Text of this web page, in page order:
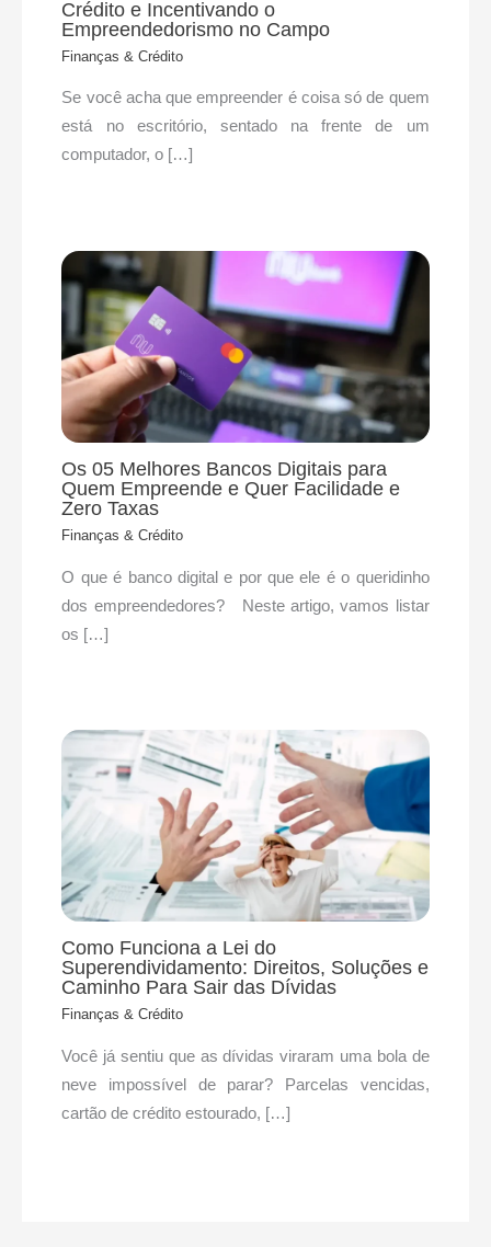
Crédito e Incentivando o
Empreendedorismo no Campo
Finanças & Crédito
Se você acha que empreender é coisa só de quem
está no escritório, sentado na frente de um
computador, o […]
Os 05 Melhores Bancos Digitais para
Quem Empreende e Quer Facilidade e
Zero Taxas
Finanças & Crédito
O que é banco digital e por que ele é o queridinho
dos empreendedores? Neste artigo, vamos listar
os […]
Como Funciona a Lei do
Superendividamento: Direitos, Soluções e
Caminho Para Sair das Dívidas
Finanças & Crédito
Você já sentiu que as dívidas viraram uma bola de
neve impossível de parar? Parcelas vencidas,
cartão de crédito estourado, […]